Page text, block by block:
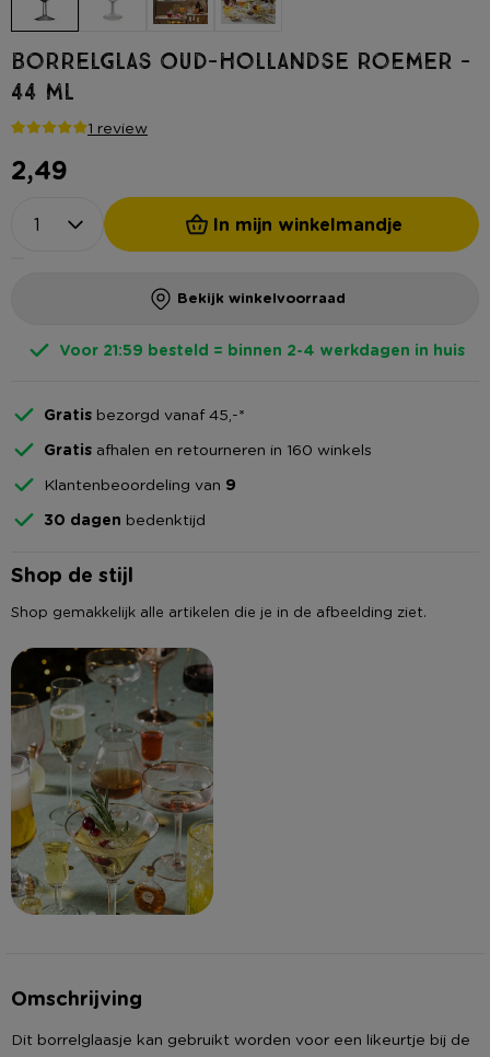
Borrelglas Oud-Hollandse roemer -
44 ml
1 review
2,49
In mijn winkelmandje
Bekijk winkelvoorraad
Voor 21:59 besteld = binnen 2-4 werkdagen in huis
Gratis bezorgd vanaf 45,-*
Gratis afhalen en retourneren in 160 winkels
Klantenbeoordeling van 9
30 dagen bedenktijd
Shop de stijl
Shop gemakkelijk alle artikelen die je in de afbeelding ziet.
Omschrijving
Dit borrelglaasje kan gebruikt worden voor een likeurtje bij de